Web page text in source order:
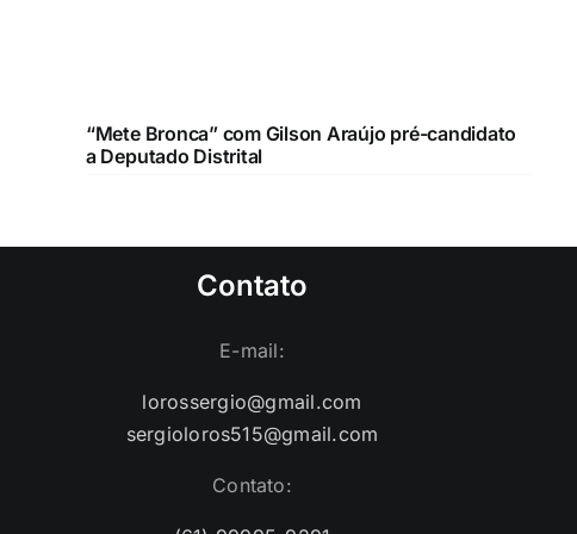
“Mete Bronca” com Gilson Araújo pré-candidato
a Deputado Distrital
Contato
E-mail:
lorossergio@gmail.com
sergioloros515@gmail.com
Contato: